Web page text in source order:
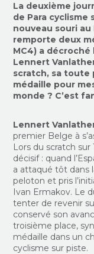
La deuxième
de Para cyclisme
nouveau souri au
remporte deux
MC4) a
Lennert
scratch, sa toute
médaille pour
monde ? C’est
Lennert
premier Belge à
Lors du scratch
décisif : quand
a attaqué tôt dans
peloton et pris
Ivan Ermakov. Le
tenter de revenir
conservé son
troisième place,
médaille dans un
cyclisme sur piste.